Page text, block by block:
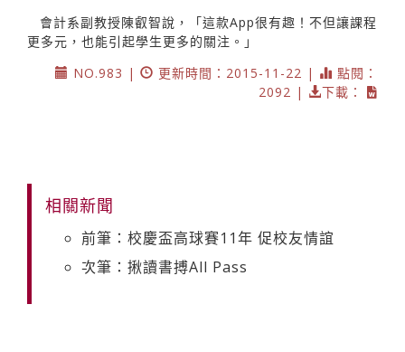
會計系副教授陳叡智說，「這款App很有趣！不但讓課程
更多元，也能引起學生更多的關注。」
NO.983 |
更新時間：2015-11-22 |
點閱：
2092 |
下載：
相關新聞
前筆：校慶盃高球賽11年 促校友情誼
次筆：揪讀書搏All Pass